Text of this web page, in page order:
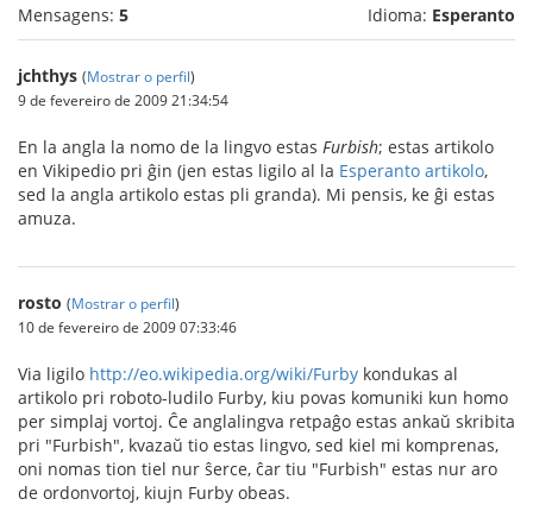
Mensagens: 5 Idioma: Esperanto
jchthys (Mostrar o perfil)
9 de fevereiro de 2009 21:34:54
En la angla la nomo de la lingvo estas Furbish; estas artikolo
en Vikipedio pri ĝin (jen estas ligilo al la Esperanto artikolo,
sed la angla artikolo estas pli granda). Mi pensis, ke ĝi estas
amuza.
rosto (Mostrar o perfil)
10 de fevereiro de 2009 07:33:46
Via ligilo http://eo.wikipedia.org/wiki/Furby kondukas al
artikolo pri roboto-ludilo Furby, kiu povas komuniki kun homo
per simplaj vortoj. Ĉe anglalingva retpaĝo estas ankaŭ skribita
pri "Furbish", kvazaŭ tio estas lingvo, sed kiel mi komprenas,
oni nomas tion tiel nur ŝerce, ĉar tiu "Furbish" estas nur aro
de ordonvortoj, kiujn Furby obeas.